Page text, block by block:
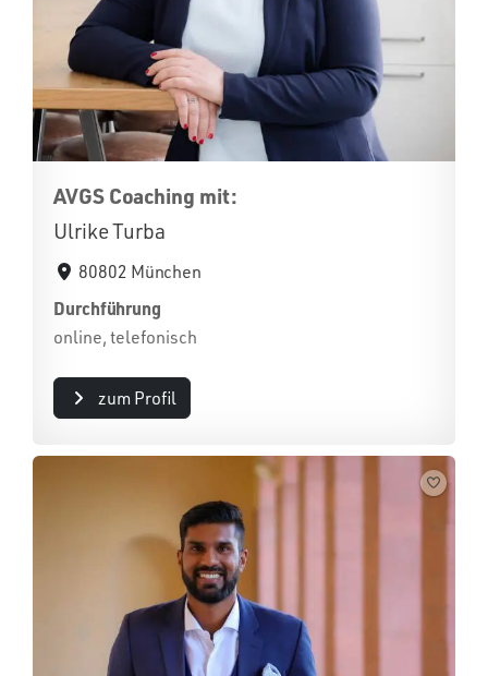
AVGS Coaching mit:
Ulrike Turba
80802 München
Durchführung
online, telefonisch
zum Profil